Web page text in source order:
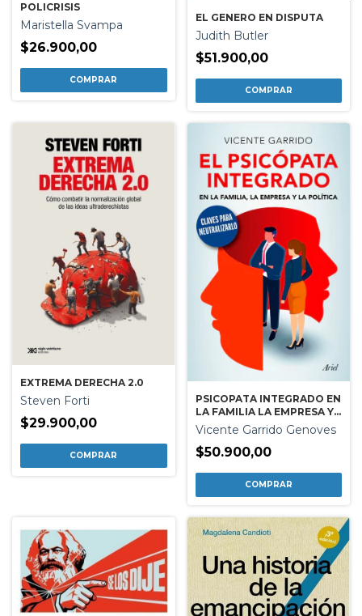
POLICRISIS
Maristella Svampa
$26.900,00
EL GENERO EN DISPUTA
Judith Butler
$51.900,00
EXTREMA DERECHA 2.0
Steven Forti
$29.900,00
PSICOPATA INTEGRADO EN
LA FAMILIA LA EMPRESA Y
EL
Vicente Garrido Genoves
$50.900,00